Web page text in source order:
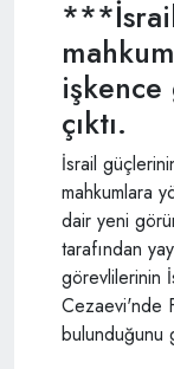
çıktı.
İsrail
mahkumlara
dair yeni
tarafından
görevlilerinin
Cezaevi'nde
bulunduğunu